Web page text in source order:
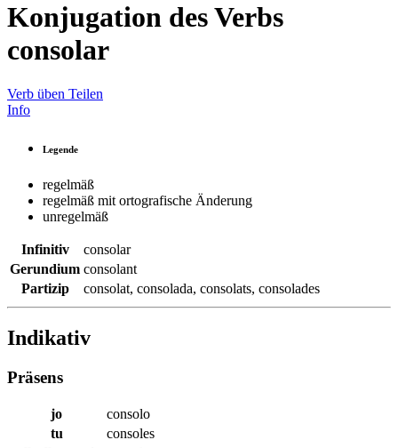
Konjugation des Verbs
consolar
Verb üben Teilen
Info
Legende
regelmäß
regelmäß mit ortografische Änderung
unregelmäß
Infinitiv
consolar
Gerundium consolant
Partizip
consolat, consolada, consolats, consolades
Indikativ
Präsens
jo
consolo
tu
consoles